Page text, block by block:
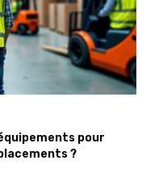
pour
?